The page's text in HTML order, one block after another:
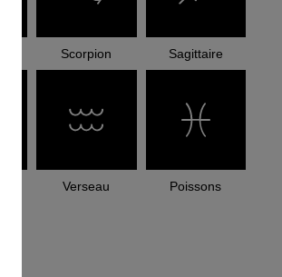
Scorpion Sagittaire
Verseau Poissons